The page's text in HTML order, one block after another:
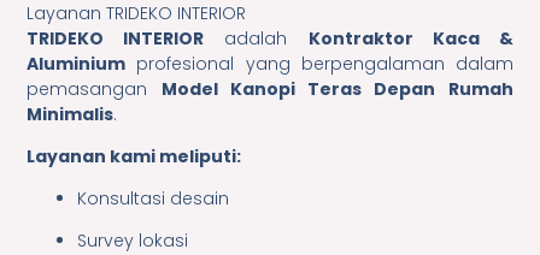
Layanan TRIDEKO INTERIOR
TRIDEKO INTERIOR adalah Kontraktor Kaca &
Aluminium profesional yang berpengalaman dalam
pemasangan Model Kanopi Teras Depan Rumah
Minimalis.
Layanan kami meliputi:
Konsultasi desain
Survey lokasi